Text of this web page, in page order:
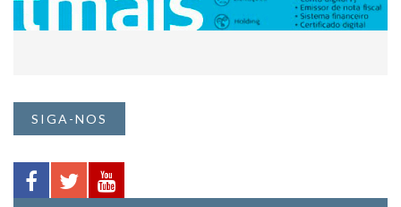
SIGA-NOS